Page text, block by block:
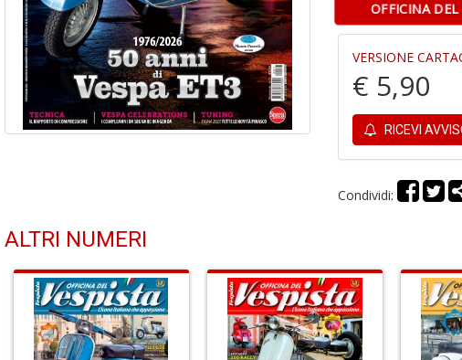
OFFICINA
VERSIONE
€ 5,90
RICEVI
Condividi:
ALTRI NUMERI